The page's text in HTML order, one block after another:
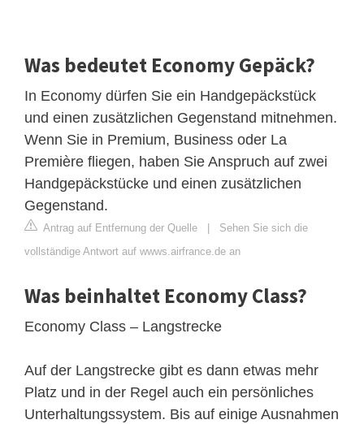
Was bedeutet Economy Gepäck?
In Economy dürfen Sie ein Handgepäckstück
und einen zusätzlichen Gegenstand mitnehmen.
Wenn Sie in Premium, Business oder La
Première fliegen, haben Sie Anspruch auf zwei
Handgepäckstücke und einen zusätzlichen
Gegenstand.
Antrag auf Entfernung der Quelle
Sehen Sie sich die
vollständige Antwort auf wwws.airfrance.de an
Was beinhaltet Economy Class?
Economy Class – Langstrecke
Auf der Langstrecke gibt es dann etwas mehr
Platz und in der Regel auch ein persönliches
Unterhaltungssystem. Bis auf einige Ausnahmen